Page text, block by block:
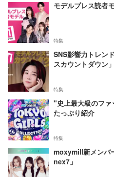
モデルプレス読者
特集
SNS影響力トレン
スカウントダウン」
特集
"史上最大級のフ
たっぷり紹介
特集
moxymill新メンバ
nex7」